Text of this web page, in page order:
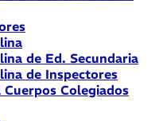
de Ed. Secundaria
de Inspectores
Colegiados